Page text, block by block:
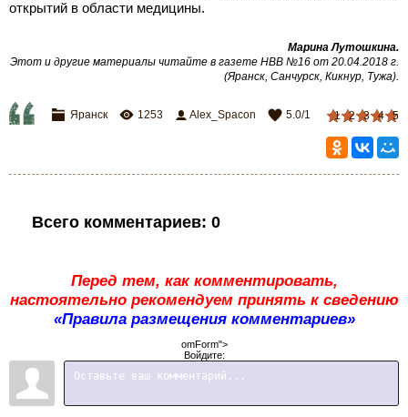
открытий в области медицины.
Марина Лутошкина.
Этот и другие материалы читайте в газете НВВ №16 от 20.04.2018 г.
(Яранск, Санчурск, Кикнур, Тужа).
1 2 3 4 5
Яранск 1253 Alex_Spacon 5.0/1
Всего комментариев: 0
Перед тем, как комментировать,
настоятельно рекомендуем принять к сведению
«Правила размещения комментариев»
omForm">
Войдите: